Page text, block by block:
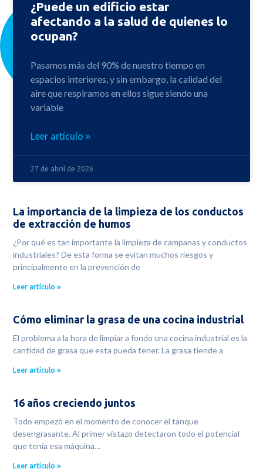
¿Puede un edificio estar
afectando a la salud de quienes lo
ocupan?
Pasamos más del 90% de nuestro tiempo en
espacios interiores, y sin embargo, la calidad del
aire que respiramos en ellos sigue siendo una
variable
Leer artículo »
27 de abril de 2026
La importancia de la limpieza de los conductos
de extracción de humos
¿Por qué es tan importante la limpieza de campanas y conductos
industriales? De esta forma se evitan muchos riesgos y
principalmente en la prevención de
Leer artículo »
Cómo eliminar la grasa de una cocina industrial
El problema a la hora de limpiar a fondo una cocina industrial es la
cantidad de grasa que esta pueda tener. La grasa tiende a
Leer artículo »
16 años creciendo juntos
Todo empezó en el momento de conocer el tanque
desengrasante. Al primer vistazo detectaron todo el potencial
que tenía esa máquina…
Leer artículo »